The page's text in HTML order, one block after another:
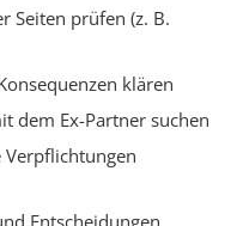
Seiten prüfen (z. B.
klären
dem Ex-Partner suchen
Entscheidungen